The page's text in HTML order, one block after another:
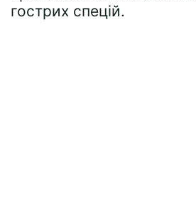
гострих спецій.